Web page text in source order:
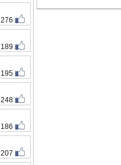
276
189
195
248
186
207